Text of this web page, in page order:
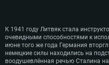
К 1941 году Литвяк стала
очевидными способностями к
июне того же года Германия
немецкие силы находились на
воодушевлённая речью Сталина